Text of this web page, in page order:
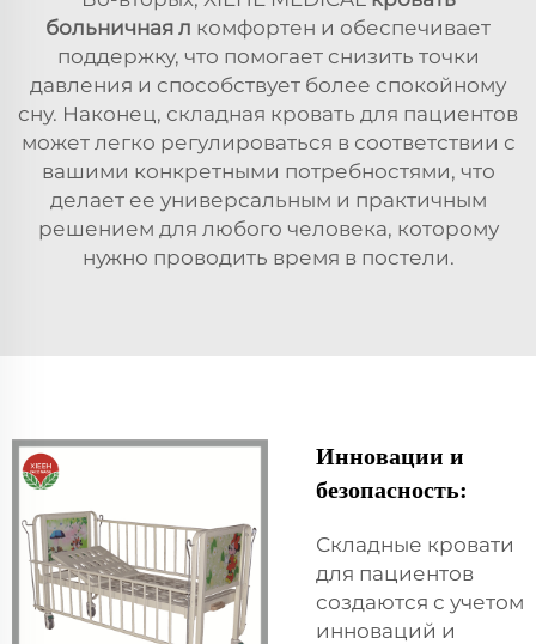
больничная л комфортен и обеспечивает
поддержку, что помогает снизить точки
давления и способствует более спокойному
сну. Наконец, складная кровать для пациентов
может легко регулироваться в соответствии с
вашими конкретными потребностями, что
делает ее универсальным и практичным
решением для любого человека, которому
нужно проводить время в постели.
Инновации и
безопасность:
Складные кровати
для пациентов
создаются с учетом
инноваций и